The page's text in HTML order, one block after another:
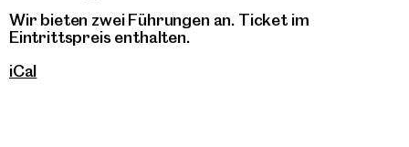
Wir bieten zwei Führungen an. Ticket im
Eintrittspreis enthalten.
iCal